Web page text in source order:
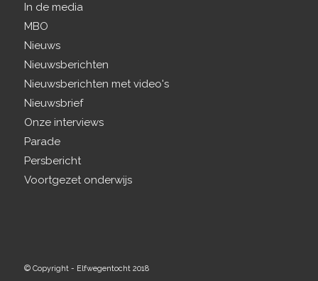
In de media
MBO
Nieuws
Nieuwsberichten
Nieuwsberichten met video's
Nieuwsbrief
Onze interviews
Parade
Persbericht
Voortgezet onderwijs
© Copyright - Elfwegentocht 2018